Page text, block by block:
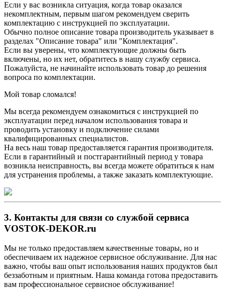
Если у вас возникла ситуация, когда товар оказался
некомплектным, первым шагом рекомендуем сверить
комплектацию с инструкцией по эксплуатации.
Обычно полное описание товара производитель указывает в
разделах "Описание товара" или "Комплектация".
Если вы уверены, что комплектующие должны быть
включены, но их нет, обратитесь в нашу службу сервиса.
Пожалуйста, не начинайте использовать товар до решения
вопроса по комплектации.
Мой товар сломался!
Мы всегда рекомендуем ознакомиться с инструкцией по
эксплуатации перед началом использования товара и
проводить установку и подключение силами
квалифицированных специалистов.
На весь наш товар предоставляется гарантия производителя.
Если в гарантийный и постгарантийный период у товара
возникла неисправность, вы всегда можете обратиться к нам
для устранения проблемы, а также заказать комплектующие.
3. Контакты для связи со службой сервиса
VOSTOK-DEKOR.ru
Мы не только предоставляем качественные товары, но и
обеспечиваем их надежное сервисное обслуживание. Для нас
важно, чтобы ваш опыт использования наших продуктов был
беззаботным и приятным. Наша команда готова предоставить
вам профессиональное сервисное обслуживание!